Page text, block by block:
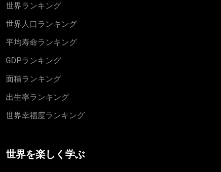
世界ランキング
世界人口ランキング
平均寿命ランキング
GDPランキング
面積ランキング
出生率ランキング
世界幸福度ランキング
世界を楽しく学ぶ